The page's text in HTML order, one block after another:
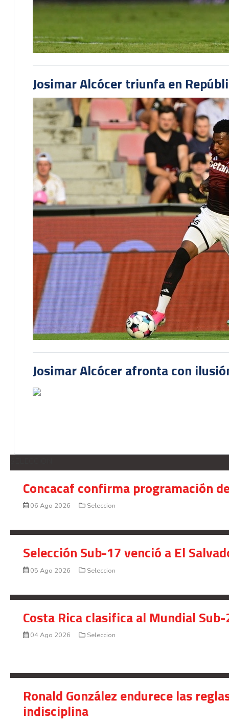
Josimar Alcócer triunfa en
Josimar Alcócer afronta con
Concacaf confirma programación
06 Ago 2026 Seleccion
Selección Sub-17 venció a El
05 Ago 2026 Seleccion
Costa Rica clasifica al Mundial
04 Ago 2026 Seleccion
Ronald González endurece las
indisciplina